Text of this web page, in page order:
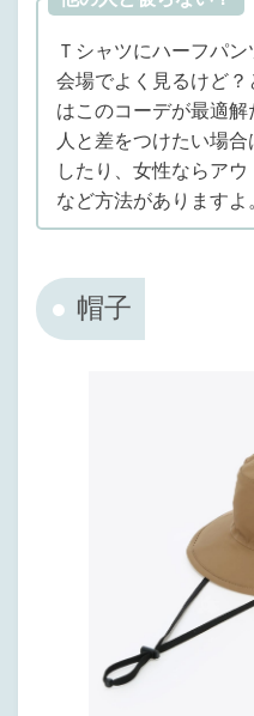
Ｔシャツにハーフパ
会場でよく見るけど
はこのコーデが最適
人と差をつけたい場
したり、女性ならア
など方法がありますよ
帽子